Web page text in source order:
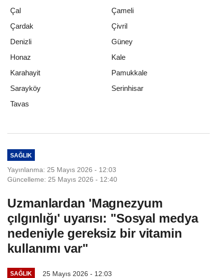
Çal
Çameli
Çardak
Çivril
Denizli
Güney
Honaz
Kale
Karahayit
Pamukkale
Sarayköy
Serinhisar
Tavas
SAĞLIK
Yayınlanma: 25 Mayıs 2026 - 12:03
Güncelleme: 25 Mayıs 2026 - 12:40
Uzmanlardan 'Magnezyum
çılgınlığı' uyarısı: "Sosyal medya
nedeniyle gereksiz bir vitamin
kullanımı var"
SAĞLIK 25 Mayıs 2026 - 12:03